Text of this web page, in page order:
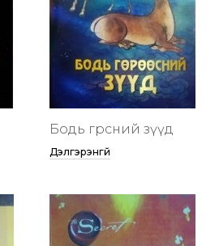
Бодь гөрөөсний зүүд
Дэлгэрэнгүй